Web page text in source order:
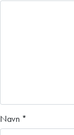
Navn *